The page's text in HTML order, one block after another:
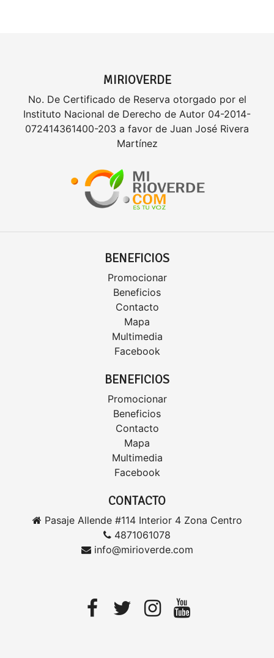
MIRIOVERDE
No. De Certificado de Reserva otorgado por el
Instituto Nacional de Derecho de Autor 04-2014-
072414361400-203 a favor de Juan José Rivera
Martínez
BENEFICIOS
Promocionar
Beneficios
Contacto
Mapa
Multimedia
Facebook
BENEFICIOS
Promocionar
Beneficios
Contacto
Mapa
Multimedia
Facebook
CONTACTO
Pasaje Allende #114 Interior 4 Zona Centro
4871061078
info@mirioverde.com